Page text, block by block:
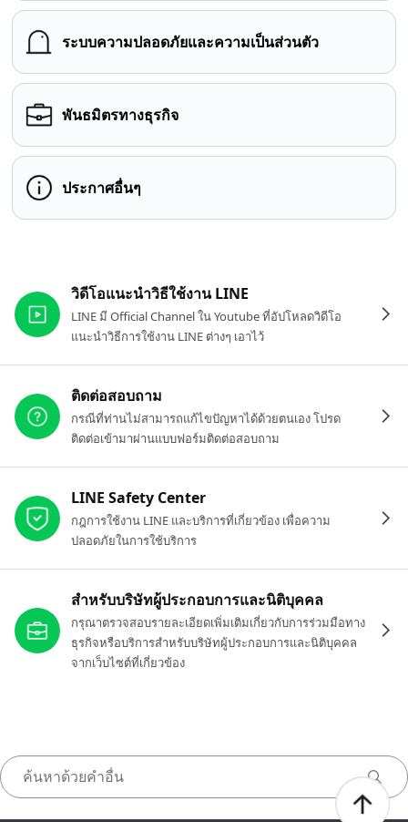
ระบบความปลอดภัยและความเป็นส่วนตัว
พันธมิตรทางธุรกิจ
ประกาศอื่นๆ
วิดีโอแนะนำวิธีใช้งาน LINE
LINE มี Official Channel ใน Youtube ที่อัปโหลดวิดีโอ
แนะนำวิธีการใช้งาน LINE ต่างๆ เอาไว้
ติดต่อสอบถาม
กรณีที่ท่านไม่สามารถแก้ไขปัญหาได้ด้วยตนเอง โปรด
ติดต่อเข้ามาผ่านแบบฟอร์มติดต่อสอบถาม
LINE Safety Center
กฎการใช้งาน LINE และบริการที่เกี่ยวข้อง เพื่อความ
ปลอดภัยในการใช้บริการ
สำหรับบริษัทผู้ประกอบการและนิติบุคคล
กรุณาตรวจสอบรายละเอียดเพิ่มเติมเกี่ยวกับการร่วมมือทาง
ธุรกิจหรือบริการสำหรับบริษัทผู้ประกอบการและนิติบุคคล
จากเว็บไซต์ที่เกี่ยวข้อง